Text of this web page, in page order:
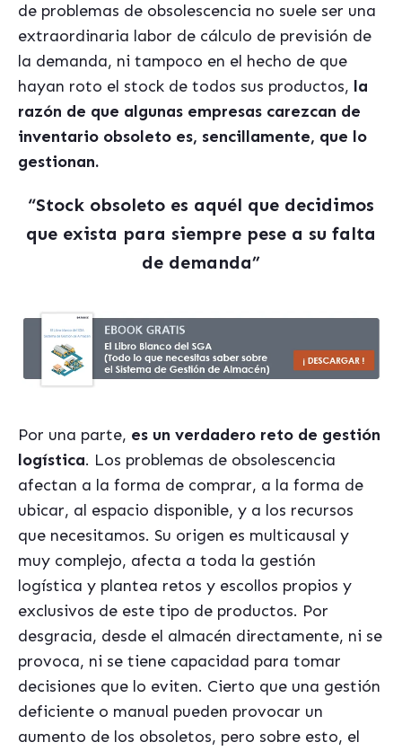
de problemas de obsolescencia no suele ser una
extraordinaria labor de cálculo de previsión de
la demanda, ni tampoco en el hecho de que
hayan roto el stock de todos sus productos, la
razón de que algunas empresas carezcan de
inventario obsoleto es, sencillamente, que lo
gestionan.
“Stock obsoleto es aquél que decidimos
que exista para siempre pese a su falta
de demanda”
Por una parte, es un verdadero reto de gestión
logística. Los problemas de obsolescencia
afectan a la forma de comprar, a la forma de
ubicar, al espacio disponible, y a los recursos
que necesitamos. Su origen es multicausal y
muy complejo, afecta a toda la gestión
logística y plantea retos y escollos propios y
exclusivos de este tipo de productos. Por
desgracia, desde el almacén directamente, ni se
provoca, ni se tiene capacidad para tomar
decisiones que lo eviten. Cierto que una gestión
deficiente o manual pueden provocar un
aumento de los obsoletos, pero sobre esto, el